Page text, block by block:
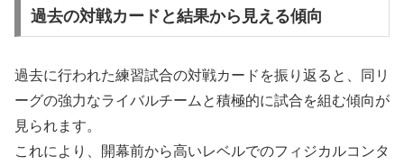
過去の対戦カードと結果から見える傾向
過去に行われた練習試合の対戦カードを振り返ると、同リ
ーグの強力なライバルチームと積極的に試合を組む傾向が
見られます。
これにより、開幕前から高いレベルでのフィジカルコンタ